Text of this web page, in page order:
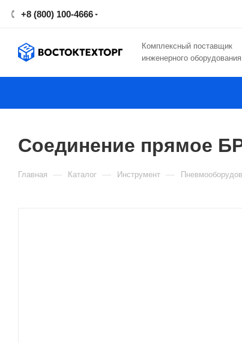
+8 (800) 100-4666
Комплексный поставщик
инженерного оборудования
Соединение прямое
Главная — Каталог — Инструмент —